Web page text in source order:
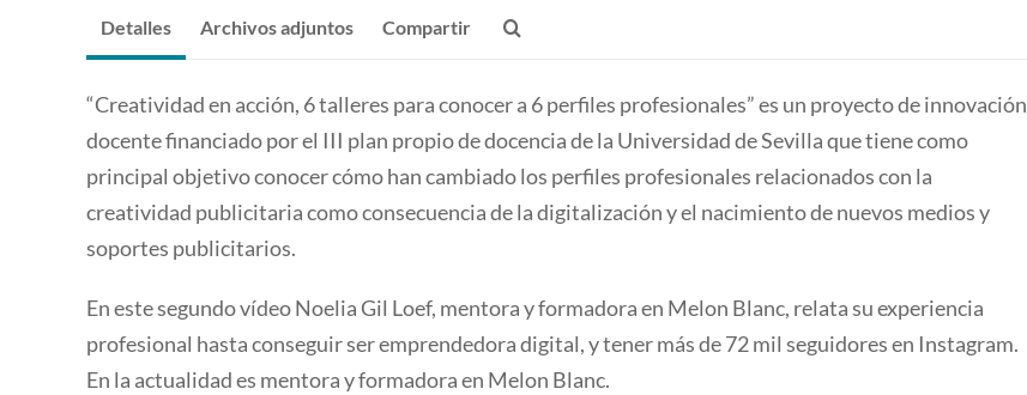
Detalles Archivos adjuntos Compartir
“Creatividad en acción, 6 talleres para conocer a 6 perfiles profesionales” es un proyecto de innovación
docente financiado por el III plan propio de docencia de la Universidad de Sevilla que tiene como
principal objetivo conocer cómo han cambiado los perfiles profesionales relacionados con la
creatividad publicitaria como consecuencia de la digitalización y el nacimiento de nuevos medios y
soportes publicitarios.
En este segundo vídeo Noelia Gil Loef, mentora y formadora en Melon Blanc, relata su experiencia
profesional hasta conseguir ser emprendedora digital, y tener más de 72 mil seguidores en Instagram.
En la actualidad es mentora y formadora en Melon Blanc.